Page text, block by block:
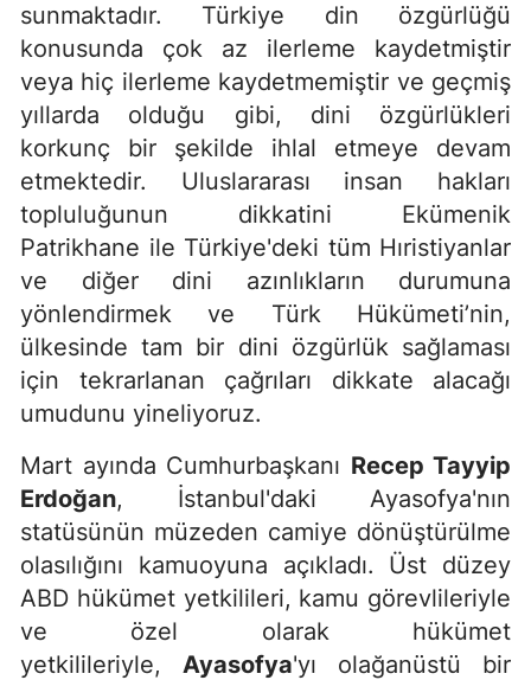
sunmaktadır. Türkiye din özgürlüğü
konusunda çok az ilerleme kaydetmiştir
veya hiç ilerleme kaydetmemiştir ve geçmiş
yıllarda olduğu gibi, dini özgürlükleri
korkunç bir şekilde ihlal etmeye devam
etmektedir. Uluslararası insan hakları
topluluğunun dikkatini Ekümenik
Patrikhane ile Türkiye'deki tüm Hıristiyanlar
ve diğer dini azınlıkların durumuna
yönlendirmek ve Türk Hükümeti’nin,
ülkesinde tam bir dini özgürlük sağlaması
için tekrarlanan çağrıları dikkate alacağı
umudunu yineliyoruz.
Mart ayında Cumhurbaşkanı Recep Tayyip
Erdoğan, İstanbul'daki Ayasofya'nın
statüsünün müzeden camiye dönüştürülme
olasılığını kamuoyuna açıkladı. Üst düzey
ABD hükümet yetkilileri, kamu görevlileriyle
ve özel olarak hükümet
yetkilileriyle, Ayasofya'yı olağanüstü bir